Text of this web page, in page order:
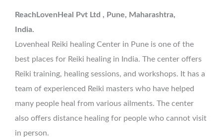
ReachLovenHeal Pvt Ltd , Pune, Maharashtra,
India.
Lovenheal Reiki healing Center in Pune is one of the
best places for Reiki healing in India. The center offers
Reiki training, healing sessions, and workshops. It has a
team of experienced Reiki masters who have helped
many people heal from various ailments. The center
also offers distance healing for people who cannot visit
in person.